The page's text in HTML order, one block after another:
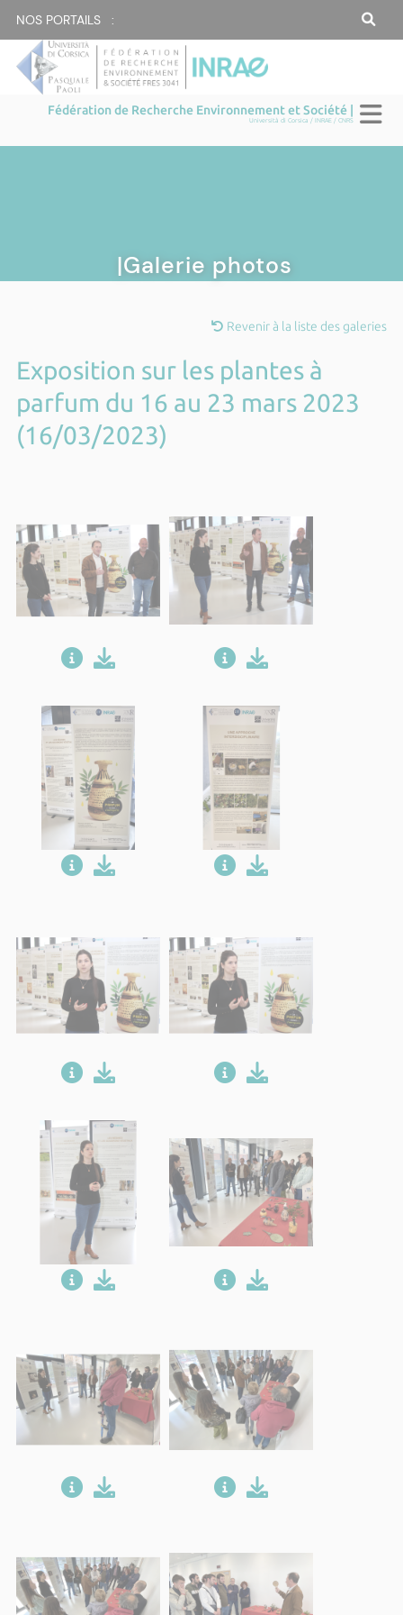
NOS PORTAILS :
Fédération de Recherche Environnement et Société |
Università di Corsica / INRAE / CNRS
|Galerie photos
Revenir à la liste des galeries
Exposition sur les plantes à
parfum du 16 au 23 mars 2023
(16/03/2023)